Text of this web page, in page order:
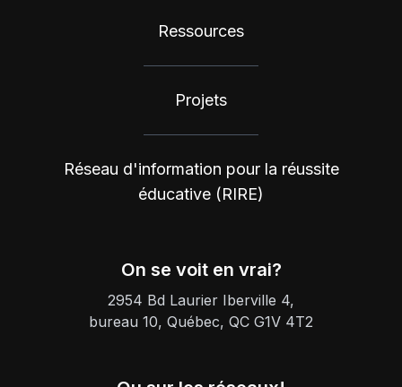
Ressources
Projets
Réseau d'information pour la réussite
éducative (RIRE)
On se voit en vrai?
2954 Bd Laurier Iberville 4,
bureau 10, Québec, QC G1V 4T2